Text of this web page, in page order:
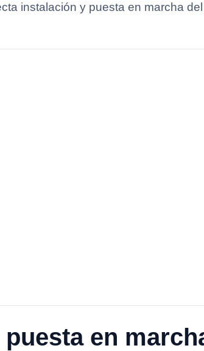
instalación y puesta en marcha
en